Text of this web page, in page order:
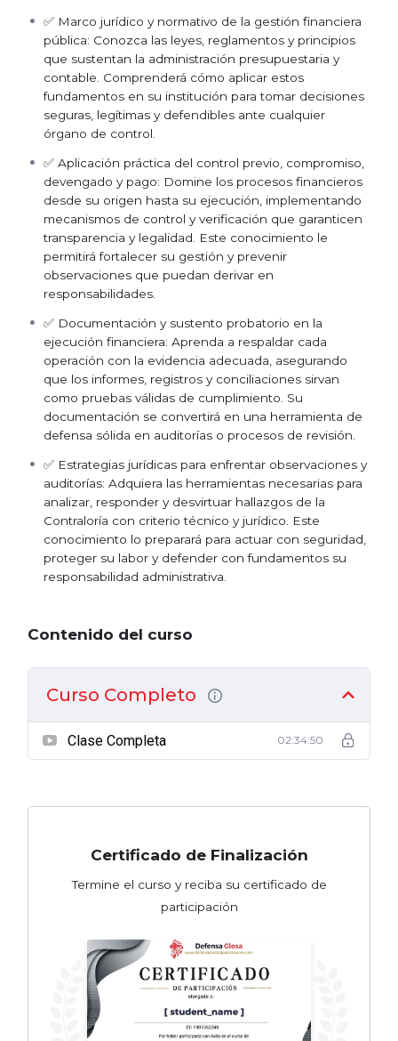
DefensaGlosalo acompañamos con defensa jurídica
especializada en vía administrativa y judicial. Capacítese
hoy y evite sanciones futuras.
✅ Marco jurídico y normativo de la gestión financiera
pública: Conozca las leyes, reglamentos y principios
que sustentan la administración presupuestaria y
contable. Comprenderá cómo aplicar estos
fundamentos en su institución para tomar decisiones
seguras, legítimas y defendibles ante cualquier
órgano de control.
✅ Aplicación práctica del control previo, compromiso,
devengado y pago: Domine los procesos financieros
desde su origen hasta su ejecución, implementando
mecanismos de control y verificación que garanticen
transparencia y legalidad. Este conocimiento le
permitirá fortalecer su gestión y prevenir
observaciones que puedan derivar en
responsabilidades.
✅ Documentación y sustento probatorio en la
ejecución financiera: Aprenda a respaldar cada
operación con la evidencia adecuada, asegurando
que los informes, registros y conciliaciones sirvan
como pruebas válidas de cumplimiento. Su
documentación se convertirá en una herramienta de
defensa sólida en auditorías o procesos de revisión.
✅ Estrategias jurídicas para enfrentar observaciones y
auditorías: Adquiera las herramientas necesarias para
analizar, responder y desvirtuar hallazgos de la
Contraloría con criterio técnico y jurídico. Este
conocimiento lo preparará para actuar con seguridad,
proteger su labor y defender con fundamentos su
responsabilidad administrativa.
Contenido del curso
Curso Completo
Clase Completa 02:34:50
Certificado de Finalización
Termine el curso y reciba su certificado de
participación